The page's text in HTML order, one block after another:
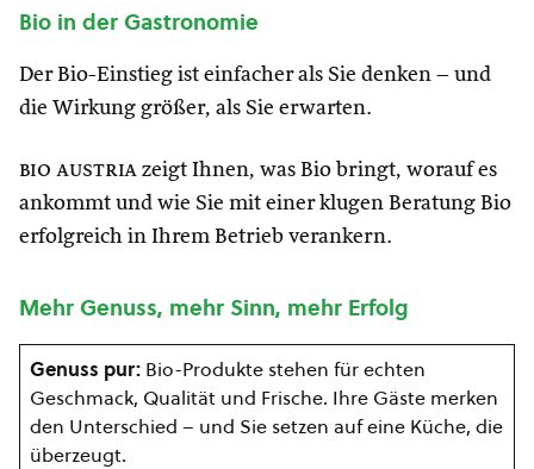
Bio in der Gastronomie
Der Bio-Einstieg ist einfacher als Sie denken – und
die Wirkung größer, als Sie erwarten.
bio austria zeigt Ihnen, was Bio bringt, worauf es
ankommt und wie Sie mit einer klugen Beratung Bio
erfolgreich in Ihrem Betrieb verankern.
Mehr Genuss, mehr Sinn, mehr Erfolg
Genuss pur: Bio-Produkte stehen für echten
Geschmack, Qualität und Frische. Ihre Gäste merken
den Unterschied – und Sie setzen auf eine Küche, die
überzeugt.